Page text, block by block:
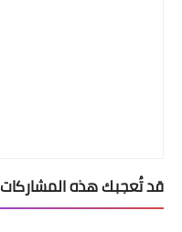
قد تُعجبك هذه المشاركات